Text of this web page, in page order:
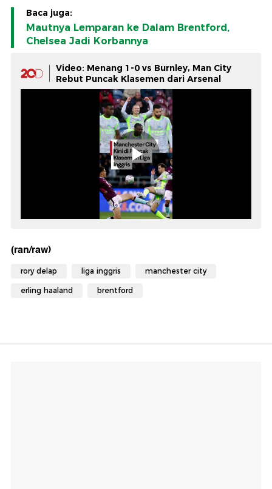
Baca juga:
Mautnya Lemparan ke Dalam Brentford,
Chelsea Jadi Korbannya
Video: Menang 1-0 vs Burnley, Man City
Rebut Puncak Klasemen dari Arsenal
(ran/raw)
rory delap liga inggris manchester city
erling haaland brentford